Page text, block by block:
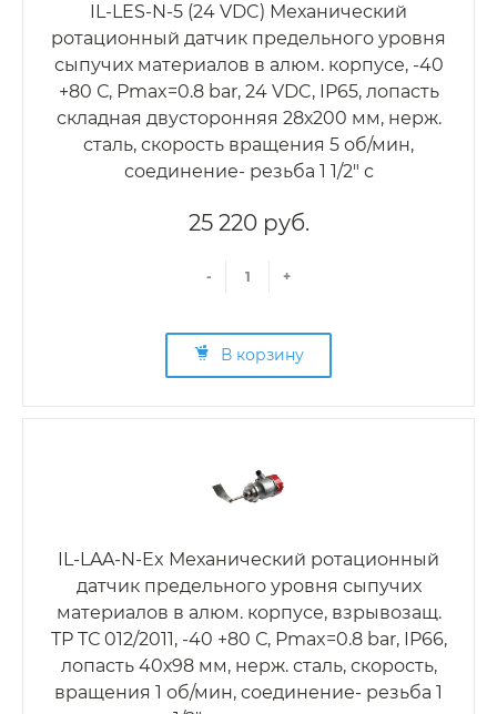
IL-LES-N-5 (24 VDC) Механический
ротационный датчик предельного уровня
сыпучих материалов в алюм. корпусе, -40
+80 С, Рmax=0.8 bar, 24 VDC, IP65, лопасть
складная двусторонняя 28х200 мм, нерж.
сталь, скорость вращения 5 об/мин,
соединение- резьба 1 1/2" с
25 220 руб.
- +
В корзину
IL-LAA-N-Ex Механический ротационный
датчик предельного уровня сыпучих
материалов в алюм. корпусе, взрывозащ.
ТР ТС 012/2011, -40 +80 С, Рmax=0.8 bar, IP66,
лопасть 40х98 мм, нерж. сталь, скорость,
вращения 1 об/мин, соединение- резьба 1